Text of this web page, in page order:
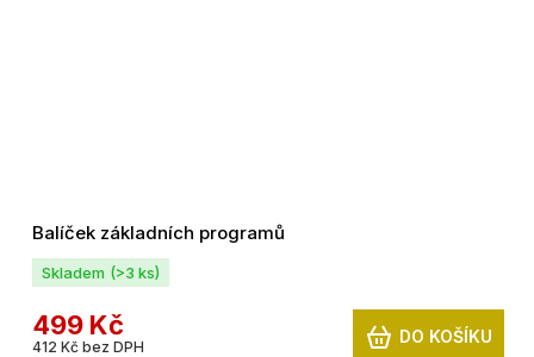
Balíček základních programů
Skladem (>3 ks)
412 Kč bez DPH
499 Kč DO KOŠÍKU